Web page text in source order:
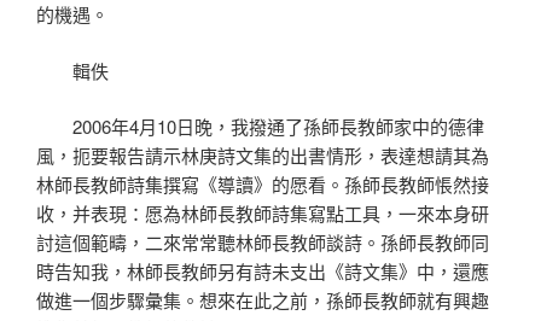
的機遇。
輯佚
2006年4月10日晚，我撥通了孫師長教師家中的德律
風，扼要報告請示林庚詩文集的出書情形，表達想請其為
林師長教師詩集撰寫《導讀》的愿看。孫師長教師悵然接
收，并表現：愿為林師長教師詩集寫點工具，一來本身研
討這個範疇，二來常常聽林師長教師談詩。孫師長教師同
時告知我，林師長教師另有詩未支出《詩文集》中，還應
做進一個步驟彙集。想來在此之前，孫師長教師就有興趣